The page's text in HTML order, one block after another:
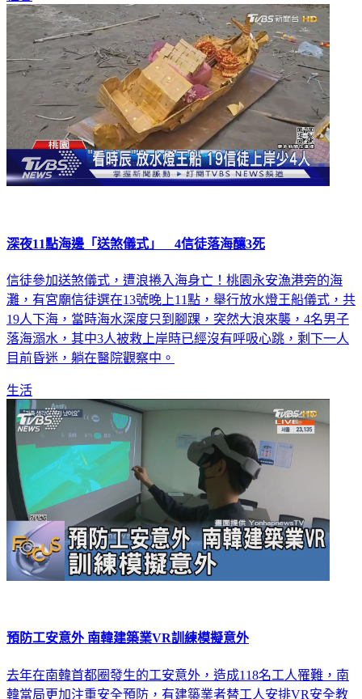
深夜11點海邊「送煞儀式」 4信徒落海釀3死
信徒參加送煞儀式，遭浪捲入海身亡！桃園永安漁港旁的海
灘，有宮廟信徒選在13號晚上11點，舉行放水燈王船儀式，共
19人下海，當時海水深度只到腳踝，突然大浪來襲，4名男子
落海溺水，其中3人被救上岸時已經沒有呼吸心跳，剩下一人
目前昏迷，躺在醫院觀察中。
生活
預防工安意外 南韓建築業VR訓練模擬意外
去年在南韓首都圈發生的工安意外，造成118名工人罹難，南
韓當局更加注重安全預防，有建築業者替工人安排VR安全教